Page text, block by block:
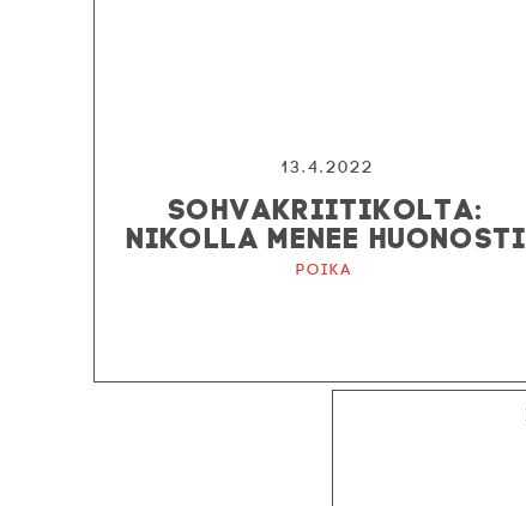
13.4.2022
SOHVAKRIITIKOLTA:
NIKOLLA MENEE HUONOSTI
Poika